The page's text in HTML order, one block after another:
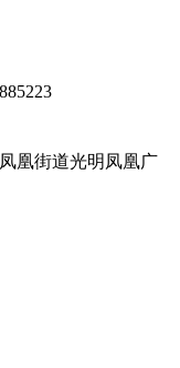
凰街道光明凤凰广